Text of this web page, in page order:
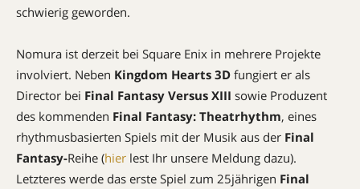
schwierig geworden.
Nomura ist derzeit bei Square Enix in mehrere Projekte
involviert. Neben Kingdom Hearts 3D fungiert er als
Director bei Final Fantasy Versus XIII sowie Produzent
des kommenden Final Fantasy: Theatrhythm, eines
rhythmusbasierten Spiels mit der Musik aus der Final
Fantasy-Reihe (hier lest Ihr unsere Meldung dazu).
Letzteres werde das erste Spiel zum 25jährigen Final